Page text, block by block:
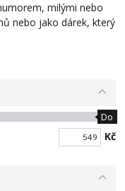
milými nebo
nebo jako dárek, který
Do
Kč